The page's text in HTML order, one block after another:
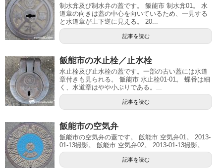
制水弇及び制水弁の蓋です。 飯能市 制水弇01。 水
道章の向きは蓋の中心を向いているため、一見する
と水道章が上下逆に見える。 20...
記事を読む
飯能市の水止栓／止水栓
水止栓及び止水栓の蓋です。一部の古い蓋には水道
章付きも見られる。 飯能市 水止栓01-01。 蝶番は細
く、水道章はやや小ぶりである。...
記事を読む
飯能市の空気弁
飯能市の空気弁の蓋です。 飯能市 空気弁01。 2013-
01-13撮影。 飯能市 空気弁02。 2013-01-13撮影。...
記事を読む